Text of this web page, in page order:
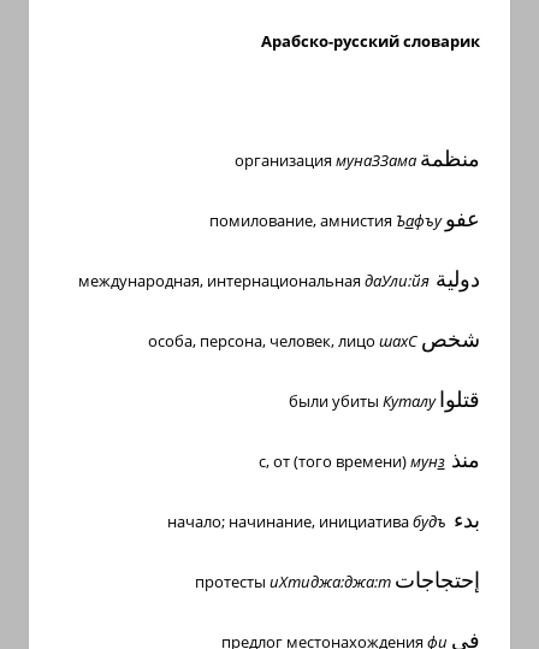
Арабско-русский словарик
منظمة организациямунаЗЗама
عفو помилование, амнистия Ъафъу
دولية международная, интернациональнаядаУли:йя
شخص особа, персона, человек, лицо шахС
قتلوا были убиты Куталу
منذ с, от (того времени)мунз
بدء начало; начинание, инициативабудъ
إحتجاجات протесты иХтиджа:джа:т
في предлог местонахожденияфи